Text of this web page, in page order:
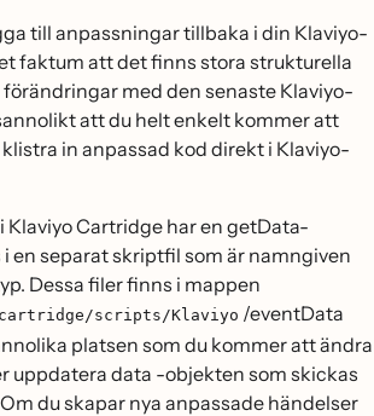
till anpassningar tillbaka i din Klaviyo-
faktum att det finns stora strukturella
med den senaste Klaviyo-
att du helt enkelt kommer att
in anpassad kod direkt i Klaviyo-
Klaviyo Cartridge har en getData-
en separat skriptfil som är namngiven
Dessa filer finns i mappen
scripts/Klaviyo /eventData
platsen som du kommer att ändra
uppdatera data -objekten som skickas
du skapar nya anpassade händelser